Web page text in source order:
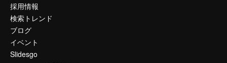
採用情報
検索トレンド
ブログ
イベント
Slidesgo